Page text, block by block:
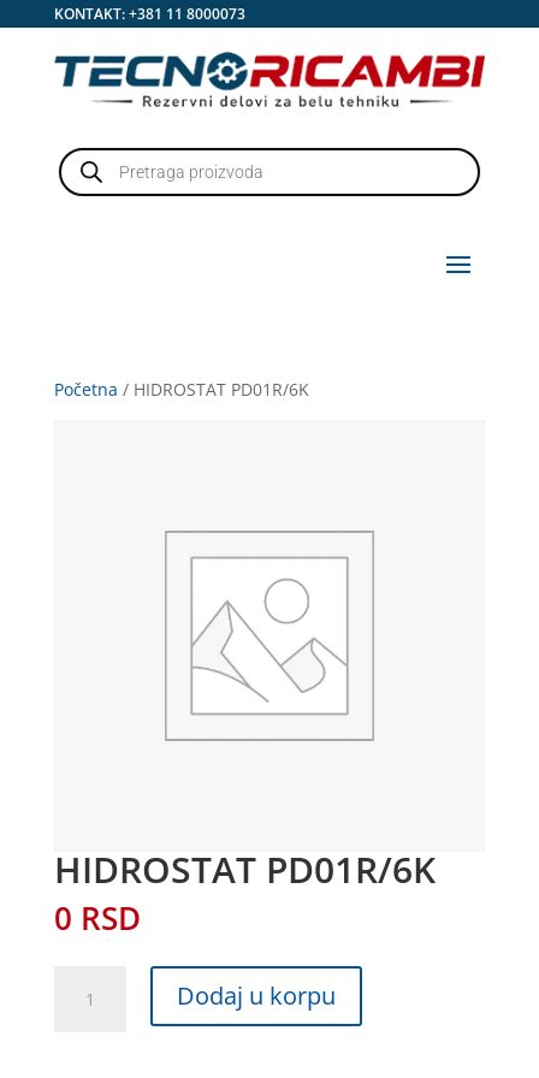
KONTAKT:+381 11 8000073
Products
search
Početna / HIDROSTAT PD01R/6K
HIDROSTAT PD01R/6K
0 RSD
PD01R/6K
Dodaj u korpu